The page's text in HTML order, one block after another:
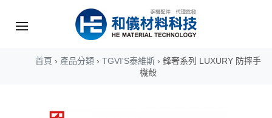
首頁 › 產品分類 › TGVI'S泰維斯 › 鋒奢系列 LUXURY 防摔手
機殼